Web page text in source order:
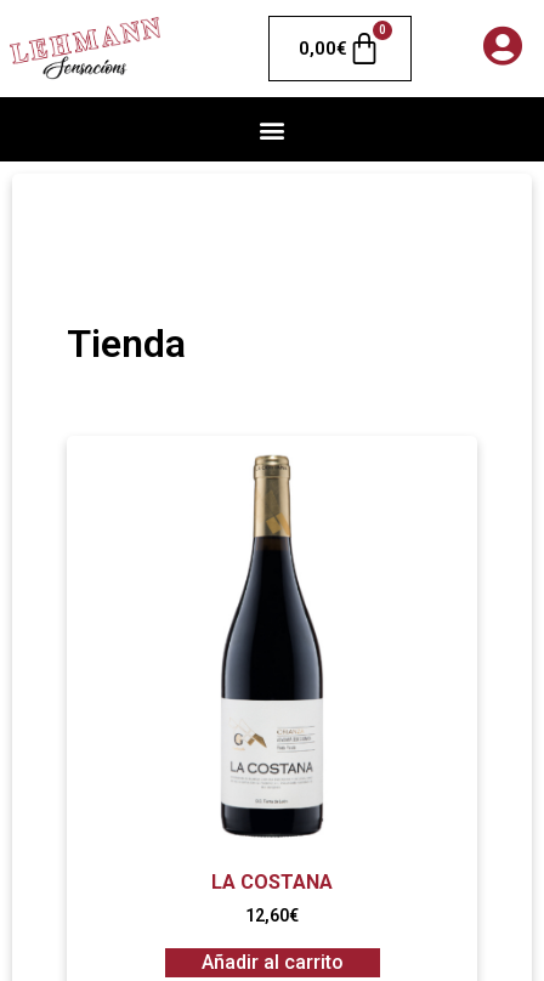
0,00€
0
Tienda
LA COSTANA
12,60€
Añadir al carrito